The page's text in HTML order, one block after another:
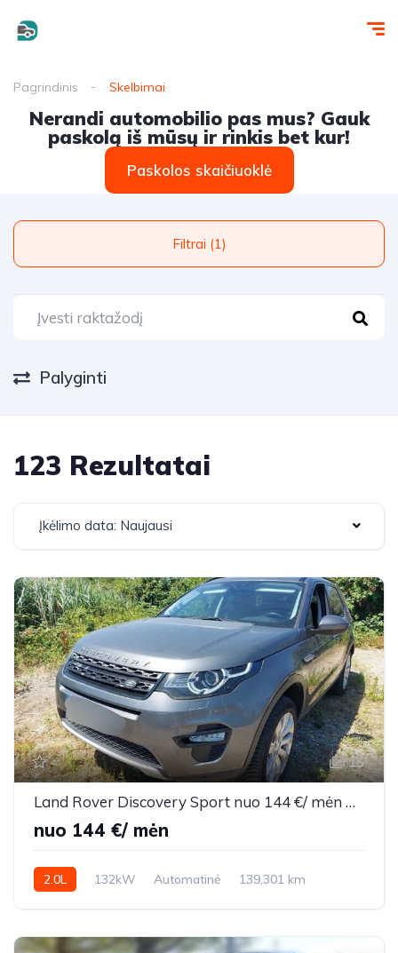
Pagrindinis Skelbimai
Nerandi automobilio pas mus? Gauk
paskolą iš mūsų ir rinkis bet kur!
Paskolos skaičiuoklė
Filtrai (1)
Palyginti
123 Rezultatai
Įkėlimo data: Naujausi
15
Land Rover Discovery Sport nuo 144 €/ mėn Dyzelinas 2017m. Visureigis Automatinė
nuo 144 €/ mėn
2.0L 132kW Automatinė
139,301 km